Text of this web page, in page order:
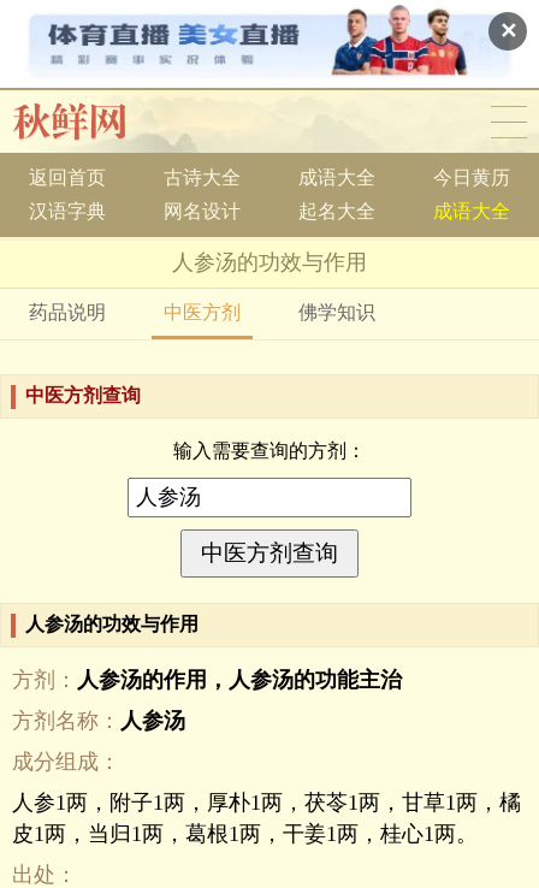
✕
返回首页 古诗大全 成语大全
今日黄历
汉语字典
网名设计 起名大全 成语大全
人参汤的功效与作用
药品说明 中医方剂 佛学知识
中医方剂查询
输入需要查询的方剂：
人参汤的功效与作用
方剂： 人参汤的作用，人参汤的功能主治
方剂名称： 人参汤
成分组成：
人参1两，附子1两，厚朴1两，茯苓1两，甘草1两，橘
皮1两，当归1两，葛根1两，干姜1两，桂心1两。
出处：